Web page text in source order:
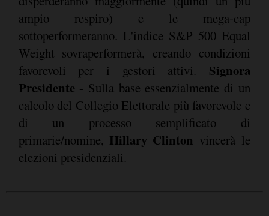
ampio respiro) e le mega-cap
sottoperformeranno. L'indice S&P 500 Equal
Weight sovraperformerà, creando condizioni
favorevoli per i gestori attivi. Signora
Presidente - Sulla base essenzialmente di un
calcolo del Collegio Elettorale più favorevole e
di un processo semplificato di
primarie/nomine, Hillary Clinton vincerà le
elezioni presidenziali.